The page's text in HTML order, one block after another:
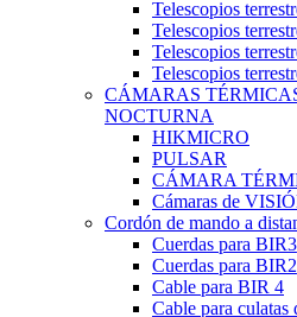
Telescopios
Telescopios
Telescopios
Telescopios
CÁMARAS
NOCTURNA
HIKMICRO
PULSAR
CÁMARA
Cámaras de
Cordón de mando a
Cuerdas para BIR3
Cuerdas para BIR2
Cable para BIR 4
Cable para culatas